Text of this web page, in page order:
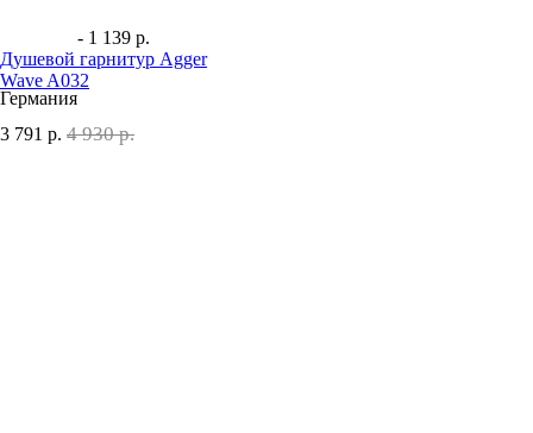
- 1 139 р.
Душевой гарнитур Agger
Wave A032
Германия
3 791 р. 4 930 р.